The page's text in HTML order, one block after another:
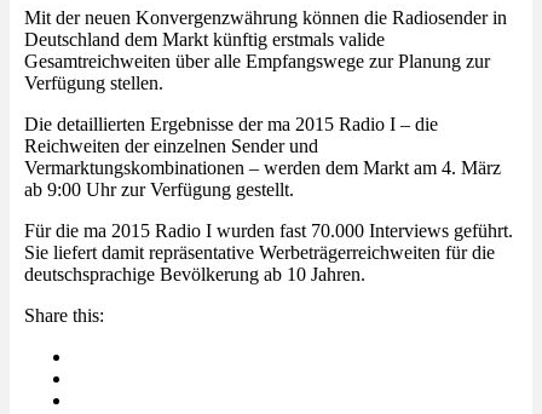
Mit der neuen Konvergenzwährung können die Radiosender in
Deutschland dem Markt künftig erstmals valide
Gesamtreichweiten über alle Empfangswege zur Planung zur
Verfügung stellen.
Die detaillierten Ergebnisse der ma 2015 Radio I – die
Reichweiten der einzelnen Sender und
Vermarktungskombinationen – werden dem Markt am 4. März
ab 9:00 Uhr zur Verfügung gestellt.
Für die ma 2015 Radio I wurden fast 70.000 Interviews geführt.
Sie liefert damit repräsentative Werbeträgerreichweiten für die
deutschsprachige Bevölkerung ab 10 Jahren.
Share this: